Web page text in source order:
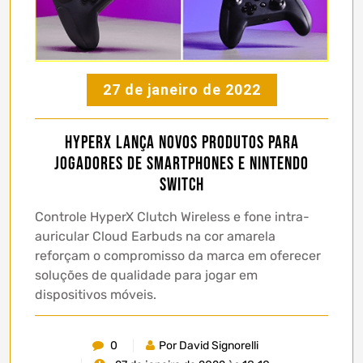
27 de janeiro de 2022
HyperX lança novos produtos para
jogadores de smartphones e Nintendo
Switch
Controle HyperX Clutch Wireless e fone intra-
auricular Cloud Earbuds na cor amarela
reforçam o compromisso da marca em oferecer
soluções de qualidade para jogar em
dispositivos móveis.
0
Por David Signorelli